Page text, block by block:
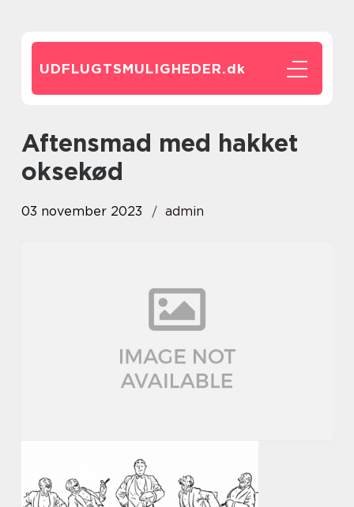
UDFLUGTSMULIGHEDER.dk
aftensmad med hakket
oksekød
03 november 2023 admin